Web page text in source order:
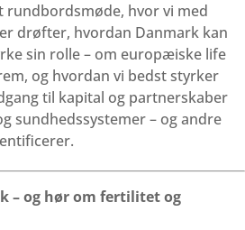
rundbordsmøde, hvor vi med
drøfter, hvordan Danmark kan
sin rolle – om europæiske life
og hvordan vi bedst styrker
til kapital og partnerskaber
sundhedssystemer – og andre
– og hør om fertilitet og